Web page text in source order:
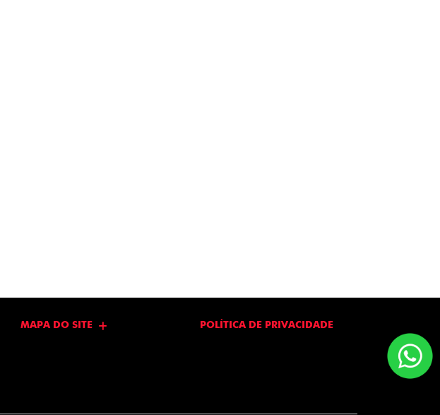
MAPA DO SITE POLÍTICA DE PRIVACIDADE